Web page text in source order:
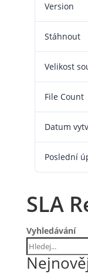
Version
Stáhnout
Velikost
File Count
Datum
Poslední
SLA
Vyhledávání